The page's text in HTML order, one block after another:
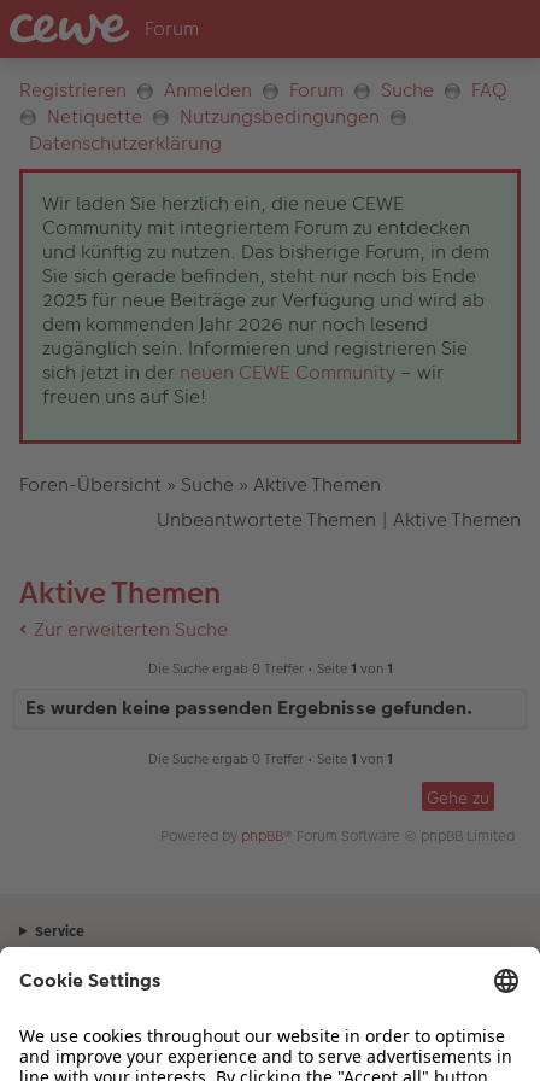
Registrieren Anmelden Forum Suche
FAQ
Netiquette
Nutzungsbedingungen
Datenschutzerklärung
Wir laden Sie herzlich ein, die neue CEWE
Community mit integriertem Forum zu entdecken
und künftig zu nutzen. Das bisherige Forum, in dem
Sie sich gerade befinden, steht nur noch bis Ende
2025 für neue Beiträge zur Verfügung und wird ab
dem kommenden Jahr 2026 nur noch lesend
zugänglich sein. Informieren und registrieren Sie
sich jetzt in der neuen CEWE Community – wir
freuen uns auf Sie!
Foren-Übersicht » Suche » Aktive Themen
Unbeantwortete Themen | Aktive Themen
Aktive Themen
Zur erweiterten Suche
Die Suche ergab 0 Treffer • Seite 1 von 1
Es wurden keine passenden Ergebnisse gefunden.
Die Suche ergab 0 Treffer • Seite 1 von 1
Gehe zu
Powered by phpBB® Forum Software © phpBB Limited
Service
Sortiment